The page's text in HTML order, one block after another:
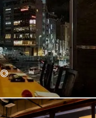
◎
こそ叶う特別な一時は、